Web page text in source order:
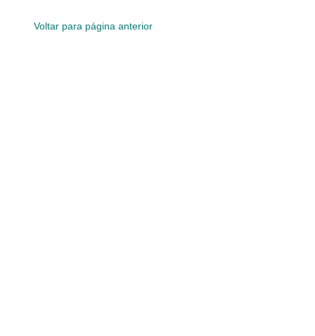
Voltar para página anterior